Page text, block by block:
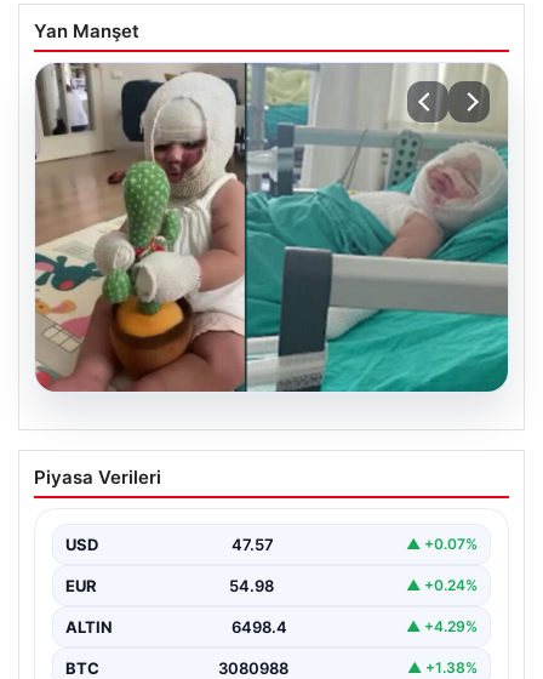
Yan Manşet
Domates konservesi bomba gibi patladı,
9 aylık bebeğin vücudu yandı
Piyasa Verileri
USD 47.57 ▲ +0.07%
EUR 54.98 ▲ +0.24%
ALTIN 6498.4 ▲ +4.29%
BTC 3080988 ▲ +1.38%